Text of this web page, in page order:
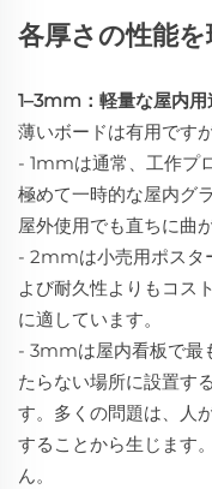
各厚さの性能を
1–3mm：軽量な屋内用
薄いボードは有用です
- 1mmは通常、工作プ
極めて一時的な屋内グ
屋外使用でも直ちに曲
- 2mmは小売用ポスタ
よび耐久性よりもコス
に適しています。
- 3mmは屋内看板で最
たらない場所に設置す
す。多くの問題は、人
することから生じます
ん。